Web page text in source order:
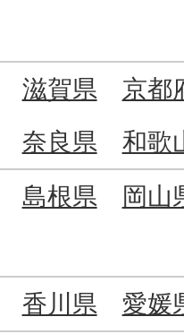
滋賀県
京都
奈良県 和歌
島根県
岡山
香川県 愛媛